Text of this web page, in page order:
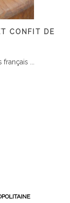
CONFIT DE
...